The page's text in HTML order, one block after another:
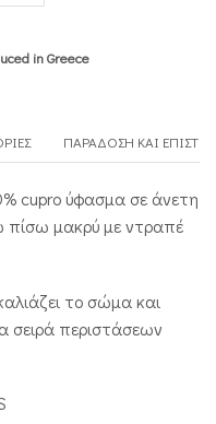
in Greece
ΠΑΡΆΔΟΣΗ ΚΑΙ
cupro ύφασμα σε άνετη
πίσω μακρύ με ντραπέ
το σώμα και
σειρά περιστάσεων